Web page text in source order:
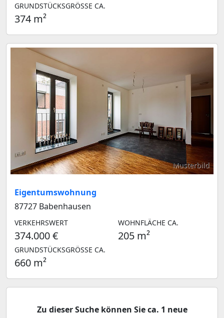
GRUNDSTÜCKSGRÖSSE CA.
374 m²
Musterbild
Eigentumswohnung
87727 Babenhausen
VERKEHRSWERT
374.000 €
WOHNFLÄCHE CA.
205 m²
GRUNDSTÜCKSGRÖSSE CA.
660 m²
Zu dieser Suche können Sie ca. 1 neue